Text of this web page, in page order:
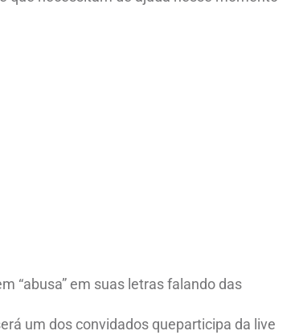
“abusa” em suas letras falando das
um dos convidados queparticipa da live